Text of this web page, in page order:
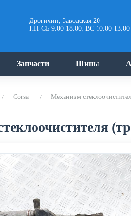
Дрогичин, Заводская 20
ПН-СБ 9.00-18.00, ВС 10.00-13.00
Запчасти Шины
Corsa Механизм